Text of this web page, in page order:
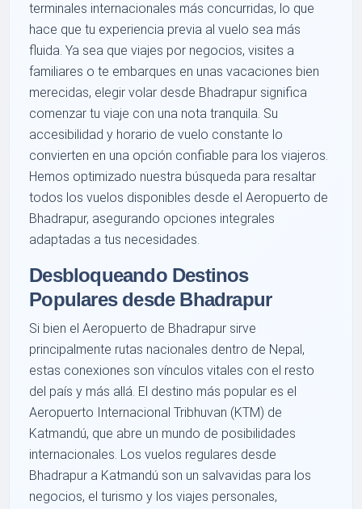
terminales internacionales más concurridas, lo que
hace que tu experiencia previa al vuelo sea más
fluida. Ya sea que viajes por negocios, visites a
familiares o te embarques en unas vacaciones bien
merecidas, elegir volar desde Bhadrapur significa
comenzar tu viaje con una nota tranquila. Su
accesibilidad y horario de vuelo constante lo
convierten en una opción confiable para los viajeros.
Hemos optimizado nuestra búsqueda para resaltar
todos los vuelos disponibles desde el Aeropuerto de
Bhadrapur, asegurando opciones integrales
adaptadas a tus necesidades.
Desbloqueando Destinos
Populares desde Bhadrapur
Si bien el Aeropuerto de Bhadrapur sirve
principalmente rutas nacionales dentro de Nepal,
estas conexiones son vínculos vitales con el resto
del país y más allá. El destino más popular es el
Aeropuerto Internacional Tribhuvan (KTM) de
Katmandú, que abre un mundo de posibilidades
internacionales. Los vuelos regulares desde
Bhadrapur a Katmandú son un salvavidas para los
negocios, el turismo y los viajes personales,